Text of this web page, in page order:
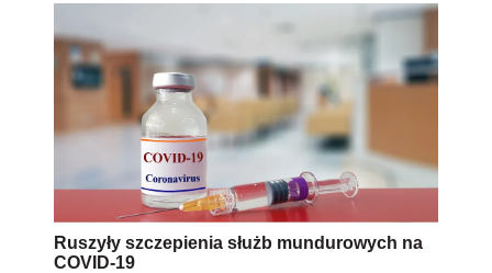
Ruszyły szczepienia służb mundurowych na
COVID-19